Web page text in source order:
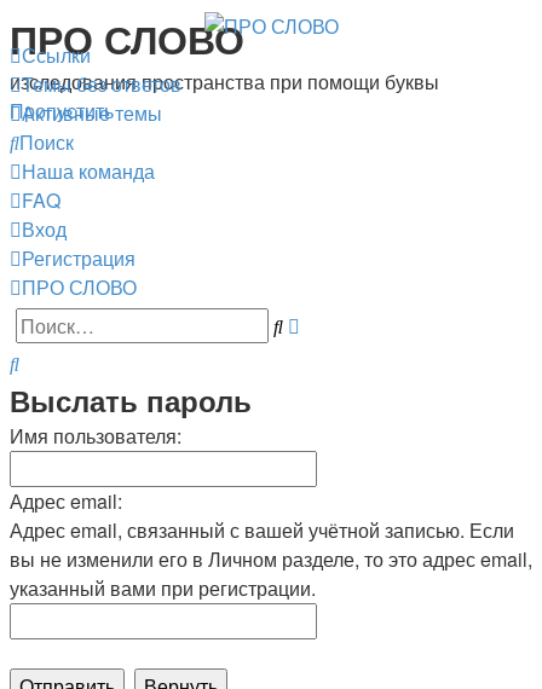
ПРО СЛОВО
изследования пространства при помощи буквы
Пропустить
Ссылки
Темы без ответов
Активные темы
Поиск
Наша команда
FAQ
Вход
Регистрация
ПРО СЛОВО
Поиск
Поиск
Выслать пароль
Имя пользователя:
Адрес email:
Адрес email, связанный с вашей учётной записью. Если
вы не изменили его в Личном разделе, то это адрес email,
указанный вами при регистрации.